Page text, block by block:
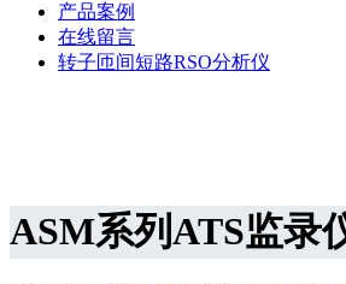
产品案例
在线留言
转子匝间短路RSO分析仪
ASM系列ATS监录